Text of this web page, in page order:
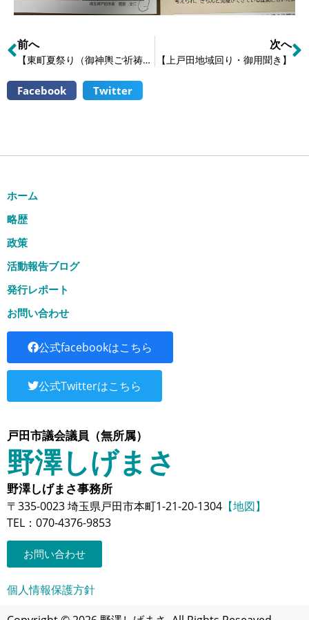
前へ
【東町夏祭り（御神輿ご祈祷＆プチ巡幸）】
次へ
【上戸田地域回り・御用聞き】
Facebook Twitter
ホーム
略歴
政策
活動報告ブログ
発行レポート
お問い合わせ
公式facebookはこちら
公式Twitterはこちら
戸田市議会議員（無所属）
野澤しげまさ
野澤しげまさ事務所
〒335-0023 埼玉県戸田市本町1-21-20-1304 【地図】
TEL：070-4376-9853
お問い合わせ
個人情報保護方針